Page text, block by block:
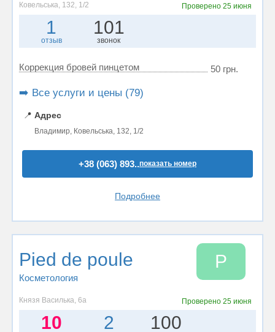
Ковельська, 132, 1/2 Проверено 25 июня
1
отзыв
101
звонок
Коррекция бровей пинцетом 50 грн.
➡️ Все услуги и цены (79)
📍 Адрес
Владимир, Ковельська, 132, 1/2
+38 (063) 893..показать номер
Подробнее
Pied de poule
Косметология
P
Князя Василька, 6а Проверено 25 июня
10 2 100